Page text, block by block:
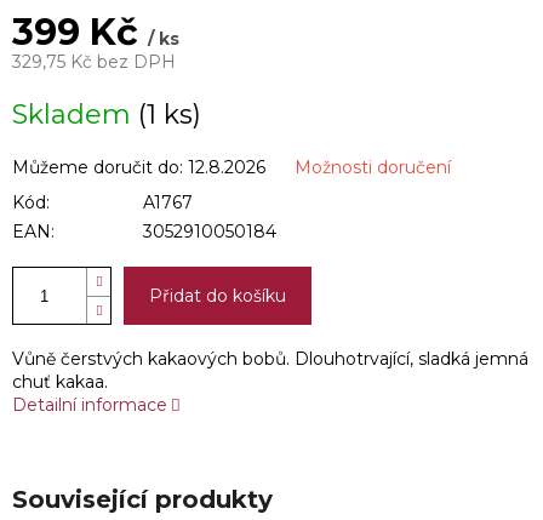
399 Kč/ ks
329,75 Kč bez DPH
cena:
Skladem (1 ks)
Můžeme doručit do: 12.8.2026
Možnosti doručení
Kód:
A1767
EAN:
3052910050184
Přidat do košíku
Vůně čerstvých kakaových bobů. Dlouhotrvající, sladká jemná
chuť kakaa.
Detailní informace
Související produkty